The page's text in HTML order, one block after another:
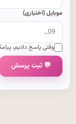
موبایل (اختیاری)
وقتی پاسخ دادیم،
💬 ثبت پرسش